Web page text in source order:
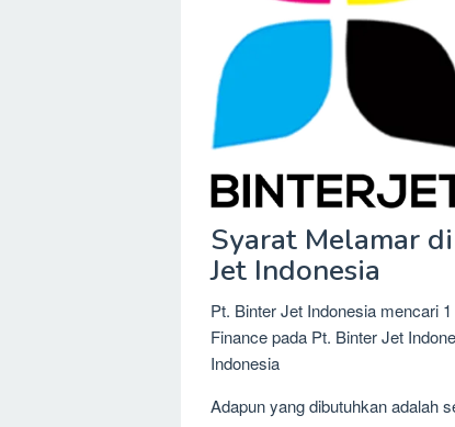
Syarat Melamar
Jet Indonesia
Pt. Binter Jet Indonesia mencari
Finance pada Pt. Binter Jet
Indonesia
Adapun yang dibutuhkan adalah